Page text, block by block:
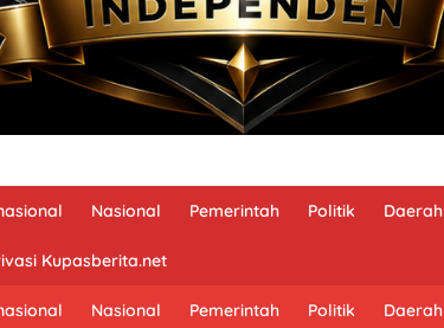
Nasional Pemerintah Politik Daerah
Kupasberita.net
Nasional Pemerintah Politik Daerah